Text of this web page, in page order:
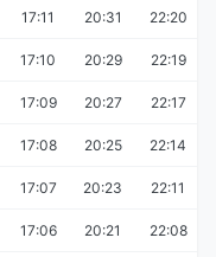
17:11 20:31 22:20
17:10 20:29 22:19
17:09 20:27 22:17
17:08 20:25 22:14
17:07 20:23 22:11
17:06 20:21 22:08